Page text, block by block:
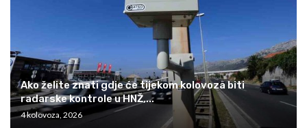
Ako želite znati gdje će tijekom kolovoza biti
radarske kontrole u HNŽ,...
4 kolovoza, 2026